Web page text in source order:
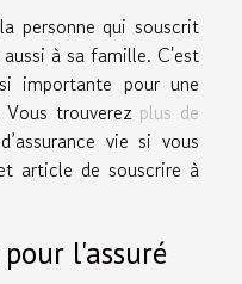
personne qui souscrit
à sa famille. C'est
importante pour une
trouverez plus de
vie si vous
article de souscrire à
l'assuré